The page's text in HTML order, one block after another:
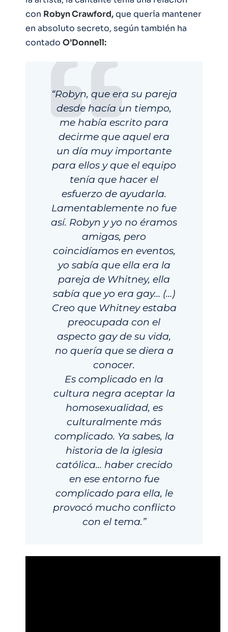
con Robyn Crawford,que quería mantener
en absoluto secreto, según también ha
contado O’Donnell:
“Robyn, que era su pareja
desde hacía un tiempo,
me había escrito para
decirme que aquel era
un día muy importante
para ellos y que el equipo
tenía que hacer el
esfuerzo de ayudarla.
Lamentablemente no fue
así. Robyn y yo no éramos
amigas, pero
coincidíamos en eventos,
yo sabía que ella era la
pareja de Whitney, ella
sabía que yo era gay… (…)
Creo que Whitney estaba
preocupada con el
aspecto gay de su vida,
no quería que se diera a
conocer.
Es complicado en la
cultura negra aceptar la
homosexualidad, es
culturalmente más
complicado. Ya sabes, la
historia de la iglesia
católica… haber crecido
en ese entorno fue
complicado para ella, le
provocó mucho conflicto
con el tema.”